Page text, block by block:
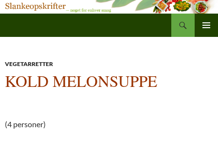
VEGETARRETTER
KOLD MELONSUPPE
(4 personer)